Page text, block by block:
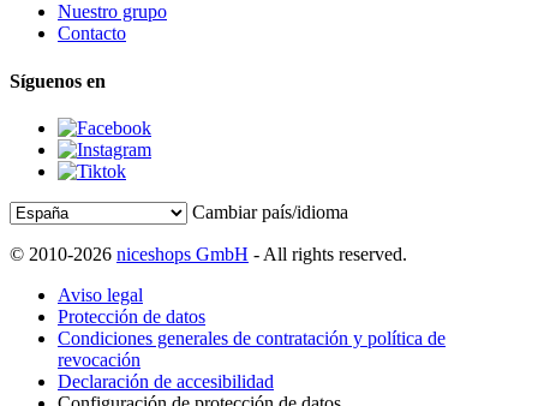
Nuestro grupo
Contacto
Síguenos en
Cambiar país/idioma
© 2010-2026 niceshops GmbH - All rights reserved.
Aviso legal
Protección de datos
Condiciones generales de contratación y política de
revocación
Declaración de accesibilidad